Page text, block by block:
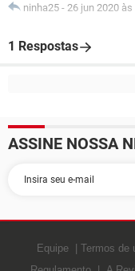
ninha25 - 26 jun 2020 às
1 Respostas
ASSINE NOSSA
Equipe Termos de